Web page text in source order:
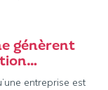
génèrent
entreprise est